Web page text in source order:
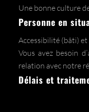
Une bonne culture
Personne en
Accessibilité (bâti) et
Vous avez besoin
relation avec notre
Délais et